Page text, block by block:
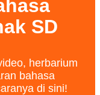
SD
herbarium
bahasa
di sini!